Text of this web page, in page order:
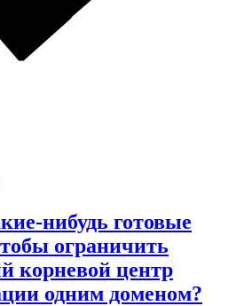
нибудь готовые
ограничить
корневой центр
одним доменом?